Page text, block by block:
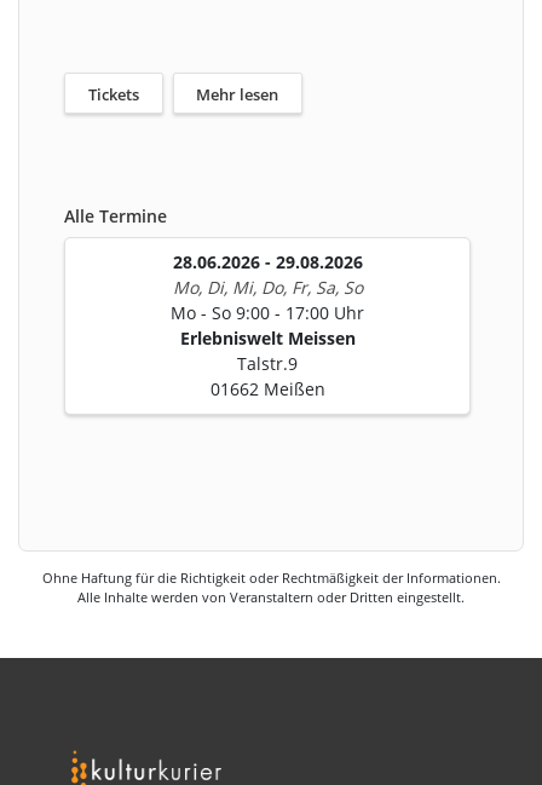
Tickets Mehr lesen
Alle Termine
28.06.2026 - 29.08.2026
Mo, Di, Mi, Do, Fr, Sa, So
Mo - So 9:00 - 17:00 Uhr
Erlebniswelt Meissen
Talstr.9
01662 Meißen
Ohne Haftung für die Richtigkeit oder Rechtmäßigkeit der Informationen.
Alle Inhalte werden von Veranstaltern oder Dritten eingestellt.